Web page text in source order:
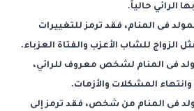
الرائي حالياَ.
فى المنام، فقد ترمز للتغييرات
الزواج للشاب الأعزب والفتاة العزباء.
فى المنام لشخص معروف للرائي،
المشكلات والأزمات.
فى المنام من شخص، فقد ترمز إلى